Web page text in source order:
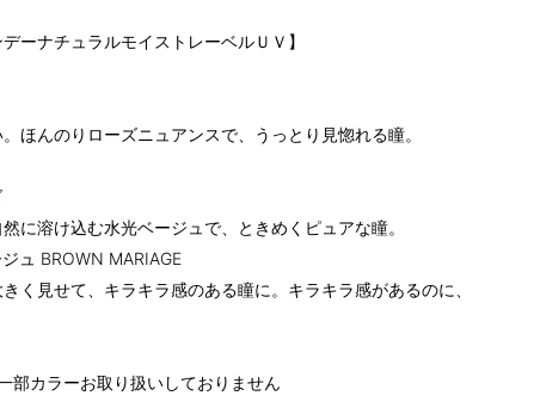
デーナチュラルモイストレーベルＵＶ】
ほんのりローズニュアンスで、うっとり見惚れる瞳。
に溶け込む水光ベージュで、ときめくピュアな瞳。
ュ BROWN MARIAGE
く見せて、キラキラ感のある瞳に。キラキラ感があるのに、
部カラーお取り扱いしておりません